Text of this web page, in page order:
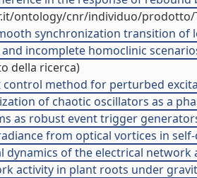
ontology/cnr/individuo/prodotto/
synchronization transition of
incomplete homoclinic
della ricerca)
control method for perturbed
of chaotic oscillators as a
as robust event trigger
from optical vortices in
dynamics of the electrical
activity in plant roots under